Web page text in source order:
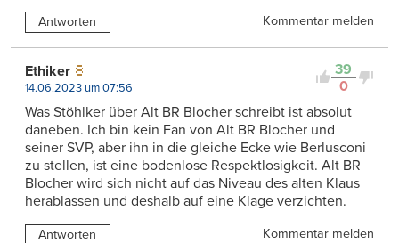
Antworten Kommentar melden
39
0
Ethiker
14.06.2023 um 07:56
Was Stöhlker über Alt BR Blocher schreibt ist absolut
daneben. Ich bin kein Fan von Alt BR Blocher und
seiner SVP, aber ihn in die gleiche Ecke wie Berlusconi
zu stellen, ist eine bodenlose Respektlosigkeit. Alt BR
Blocher wird sich nicht auf das Niveau des alten Klaus
herablassen und deshalb auf eine Klage verzichten.
Antworten Kommentar melden